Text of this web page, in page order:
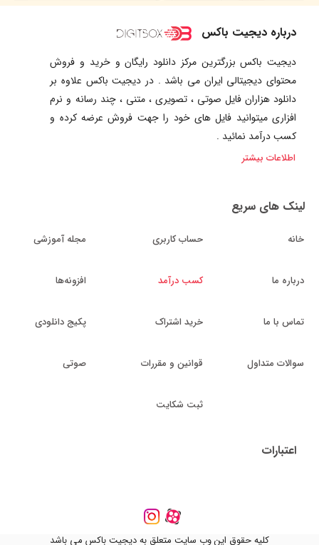
درباره دیجیت باکس
دیجیت باکس بزرگترین مرکز دانلود رایگان و خرید و فروش
محتوای دیجیتالی ایران می باشد . در دیجیت باکس علاوه بر
دانلود هزاران فایل صوتی ، تصویری ، متنی ، چند رسانه و نرم
افزاری میتوانید فایل های خود را جهت فروش عرضه کرده و
کسب درآمد نمائید .
اطلاعات بیشتر
لینک های سریع
خانه
درباره ما
تماس با ما
سوالات متداول
حساب کاربری
کسب درآمد
خرید اشتراک
قوانین و مقررات
ثبت شکایت
مجله آموزشی
افزونه‌ها
پکیج دانلودی
صوتی
اعتبارات
کلیه حقوق این وب سایت متعلق به دیجیت باکس می باشد